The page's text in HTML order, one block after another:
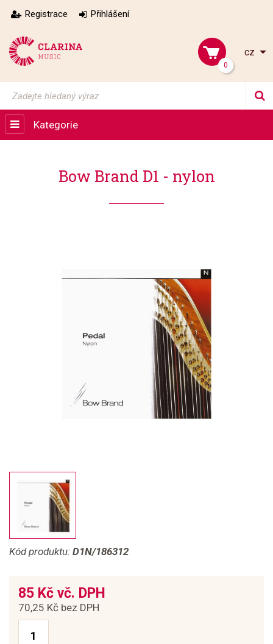
Registrace Přihlášení
0
cz
Kategorie
Bow Brand D1 - nylon
Kód produktu: D1N/186312
85 Kč vč. DPH
70,25 Kč bez DPH